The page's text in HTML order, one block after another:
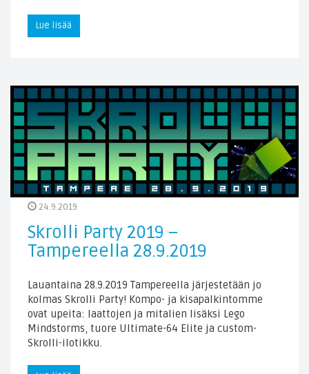
Lue lisää
24.9.2019
Skrolli Party 2019 –
Tampereella 28.9.2019
Lauantaina 28.9.2019 Tampereella järjestetään jo
kolmas Skrolli Party! Kompo- ja kisapalkintomme
ovat upeita: laattojen ja mitalien lisäksi Lego
Mindstorms, tuore Ultimate-64 Elite ja custom-
Skrolli-ilotikku.